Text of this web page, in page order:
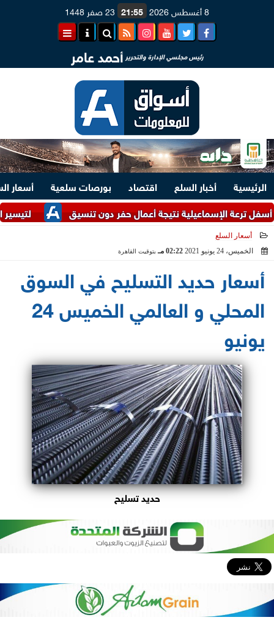
8 أغسطس 2026 21:55 23 صفر 1448
رئيس مجلسي الإدارة والتحرير أحمد عامر
الرئيسية أخبار السلع اقتصاد بورصات سلعية
أسعار
لتيسير الإجراءات..
نتيجة أعمال حفر دون تنسيق
أسعار السلع
الخميس، 24 يونيو 2021
02:22 مـ بتوقيت القاهرة
أسعار حديد التسليح في السوق
المحلي و العالمي الخميس 24
يونيو
حديد تسليح